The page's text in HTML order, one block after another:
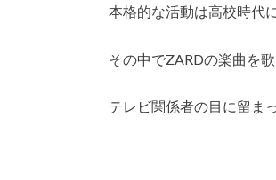
本格的な活動は高校時代
その中でZARDの楽曲を
テレビ関係者の目に留ま